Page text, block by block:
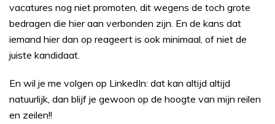
vacatures nog niet promoten, dit wegens de toch grote
bedragen die hier aan verbonden zijn. En de kans dat
iemand hier dan op reageert is ook minimaal, of niet de
juiste kandidaat.
En wil je me volgen op LinkedIn: dat kan altijd altijd
natuurlijk, dan blijf je gewoon op de hoogte van mijn reilen
en zeilen!!